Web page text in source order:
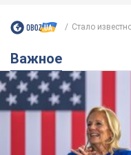
Стало
Важное